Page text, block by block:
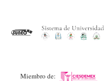
contenido
Miembro de: